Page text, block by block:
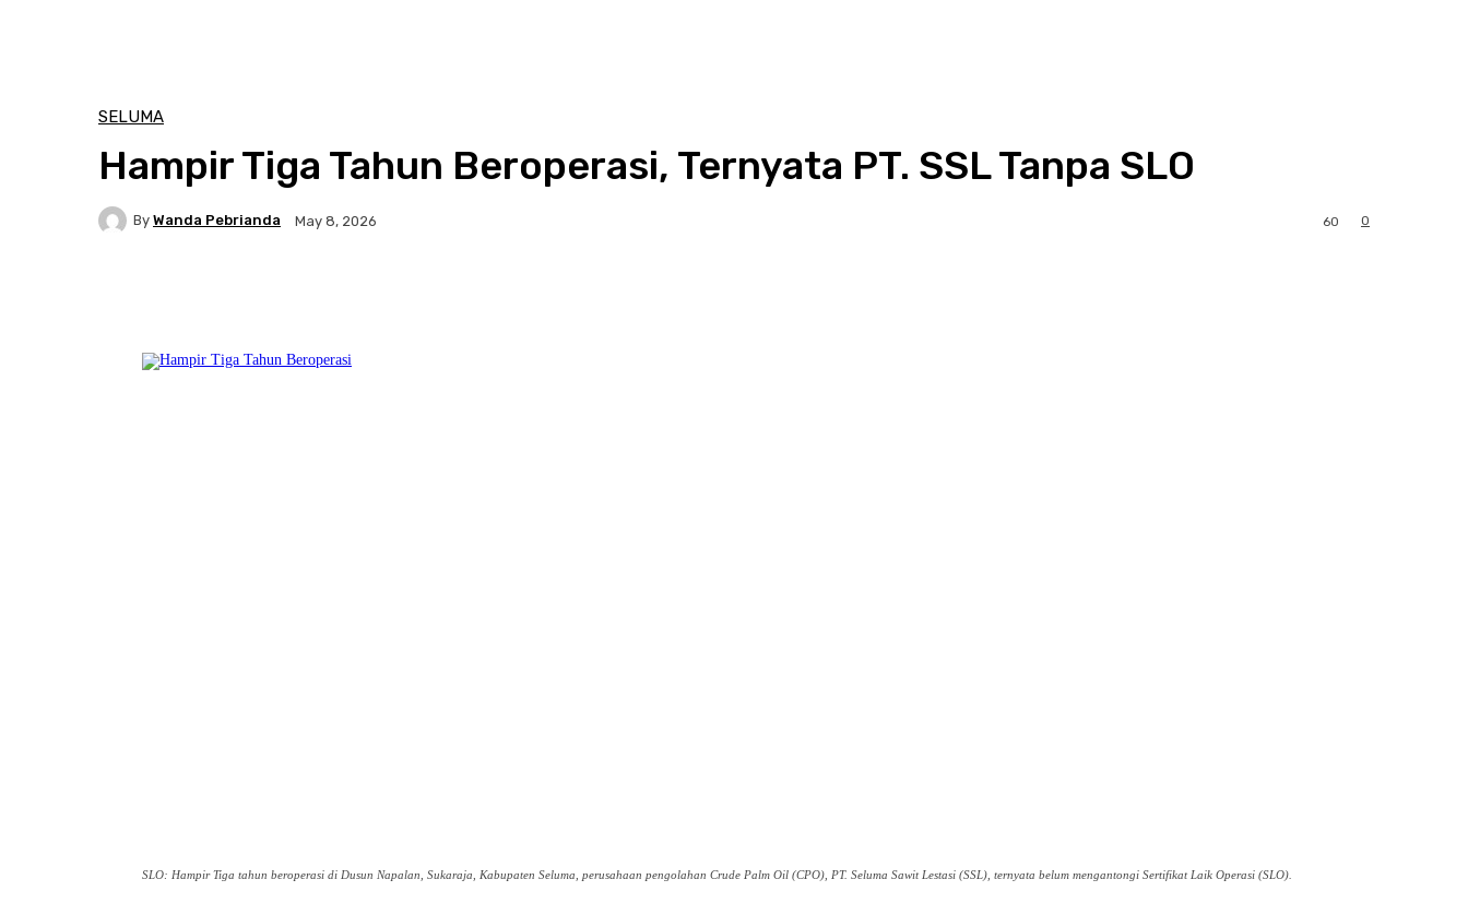
SELUMA
Hampir Tiga Tahun Beroperasi, Ternyata PT. SSL Tanpa SLO
By Wanda Pebrianda May 8, 2026 0
60
SLO: Hampir Tiga tahun beroperasi di Dusun Napalan, Sukaraja, Kabupaten Seluma, perusahaan pengolahan Crude Palm Oil (CPO), PT. Seluma Sawit Lestasi (SSL), ternyata belum mengantongi Sertifikat Laik Operasi (SLO).